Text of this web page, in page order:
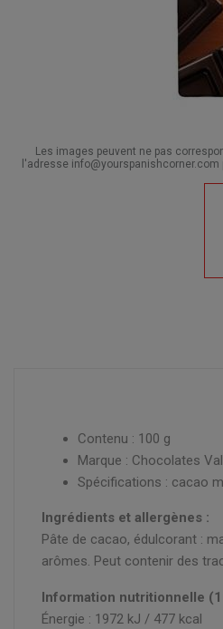
Les images peuvent ne pas
l'adresse
Contenu : 100 g
Marque : Chocolates
Spécifications : cacao
Ingrédients et allergènes :
Pâte de cacao, édulcorant :
arômes. Peut contenir des
Information nutritionnelle
Énergie : 1972 kJ / 477 kcal